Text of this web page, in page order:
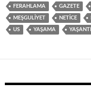
FERAHLAMA GAZETE
MEŞGULIYET NETICE
US YAŞAMA YAŞANTI